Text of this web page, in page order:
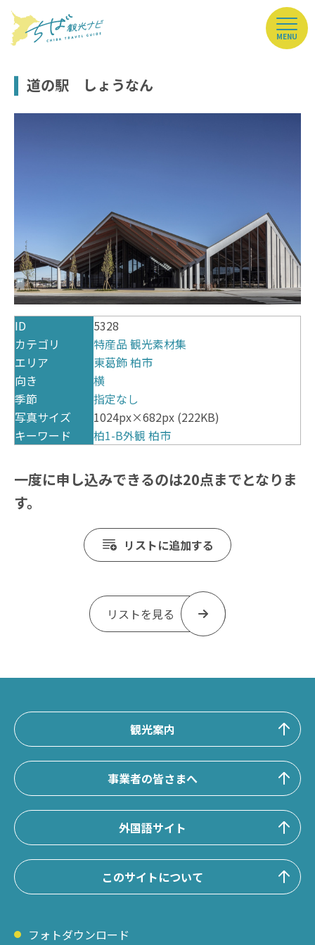
MENU
道の駅 しょうなん
ID
5328
カテゴリ
特産品 観光素材集
エリア
東葛飾柏市
向き
横
季節
指定なし
写真サイズ
1024px×682px (222KB)
キーワード
柏1-B外観 柏市
一度に申し込みできるのは20点までとなりま
す。
リストに追加する
リストを見る
観光案内
事業者の皆さまへ
外国語サイト
このサイトについて
フォトダウンロード